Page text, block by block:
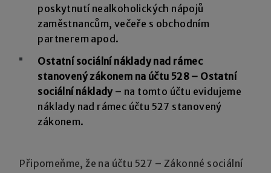
poskytnutí nealkoholických nápojů
zaměstnancům, večeře s obchodním
partnerem apod.
Ostatní sociální náklady nad rámec
stanovený zákonem na účtu 528 – Ostatní
sociální náklady– na tomto účtu evidujeme
náklady nad rámec účtu 527 stanovený
zákonem.
Připomeňme, že na účtu 527 – Zákonné sociální